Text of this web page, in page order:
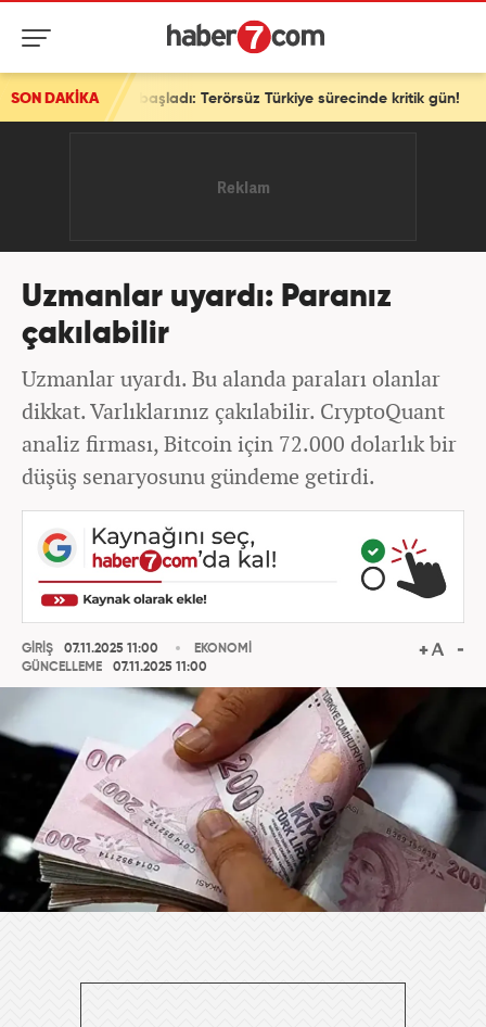
SON DAKİKA
başladı: Terörsüz Türkiye sürecinde kritik gün!
Uzmanlar uyardı: Paranız
çakılabilir
Uzmanlar uyardı. Bu alanda paraları olanlar
dikkat. Varlıklarınız çakılabilir. CryptoQuant
analiz firması, Bitcoin için 72.000 dolarlık bir
düşüş senaryosunu gündeme getirdi.
GİRİŞ
07.11.2025 11:00
GÜNCELLEME
07.11.2025 11:00
EKONOMİ